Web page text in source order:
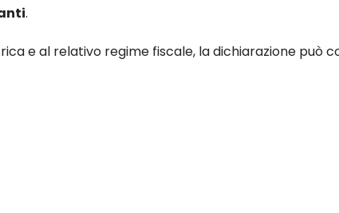
.
e al relativo regime fiscale, la dichiarazione può